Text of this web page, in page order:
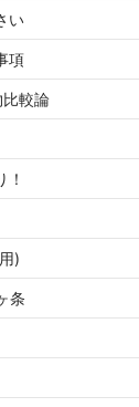
い
項
較論
)
条